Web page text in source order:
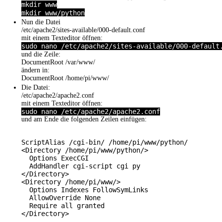
mkdir www
mkdir www/python
Nun die Datei
/etc/apache2/sites-available/000-default.conf
mit einem Texteditor öffnen:
sudo nano /etc/apache2/sites-available/000-
und die Zeile:
DocumentRoot /var/www/
ändern in:
DocumentRoot /home/pi/www/
Die Datei:
/etc/apache2/apache2.conf
mit einem Texteditor öffnen:
sudo nano /etc/apache2/apache2.conf
und am Ende die folgenden Zeilen einfügen:
ScriptAlias /cgi-bin/ /home/pi/www/python/
<Directory /home/pi/www/python/>
  Options ExecCGI
  AddHandler cgi-script cgi py
</Directory>
<Directory /home/pi/www/>
  Options Indexes FollowSymLinks
  AllowOverride None
  Require all granted
</Directory>